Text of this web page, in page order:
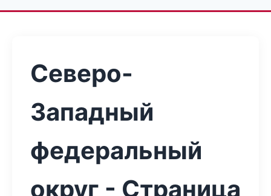
Северо-
Западный
федеральный
округ - Страница